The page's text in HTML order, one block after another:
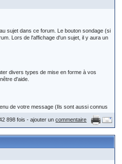
le mariage de Jean et Agate
la fratrie issue de ce souple
pas indiqués... pouvez vous
sujet dans ce forum. Le bouton sondage (si
Lors de l'affichage d'un sujet, il y aura un
divers types de mise en forme à vos
d'aide.
de votre message (Ils sont aussi connus
en émoticône ne le sera pas. 'Inclure
de réponses ?' en cochant cette case
plus amples informations.
du nom du sujet dans la liste des sujets
898 fois - ajouter uncommentaire